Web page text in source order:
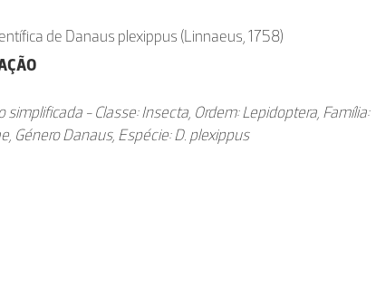
de Danaus plexippus (Linnaeus, 1758)
simplificada - Classe: Insecta, Ordem: Lepidoptera, Famí­lia:
Género Danaus, Espécie: D. plexippus